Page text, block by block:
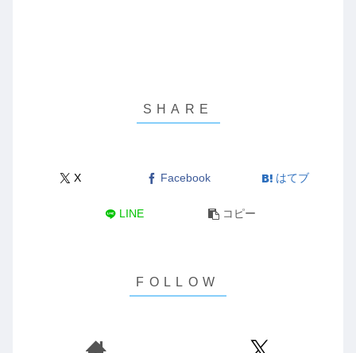
X Facebook はてブ
LINE コピー